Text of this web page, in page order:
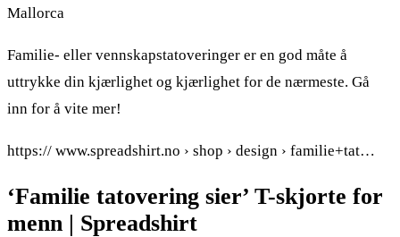
Mallorca
Familie- eller vennskapstatoveringer er en god måte å
uttrykke din kjærlighet og kjærlighet for de nærmeste. Gå
inn for å vite mer!
https:// www.spreadshirt.no › shop › design › familie+tat…
‘Familie tatovering sier’ T-skjorte for
menn | Spreadshirt